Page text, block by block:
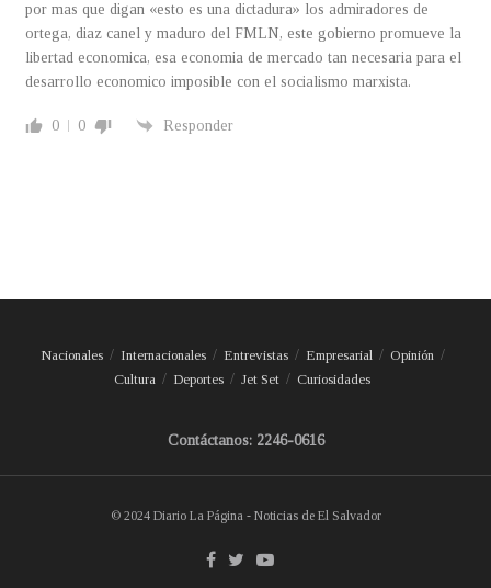
por mas que digan «esto es una dictadura» los admiradores de
ortega, diaz canel y maduro del FMLN, este gobierno promueve la
libertad economica, esa economia de mercado tan necesaria para el
desarrollo economico imposible con el socialismo marxista.
0 0 Responder
Nacionales Internacionales Entrevistas Empresarial
Opinión
Cultura
Deportes Jet Set Curiosidades
Contáctanos: 2246-0616
© 2024 Diario La Página - Noticias de El Salvador